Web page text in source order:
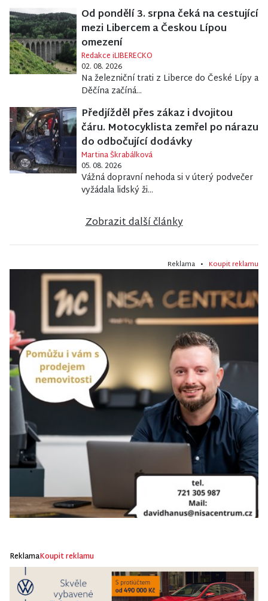
Od pondělí 3. srpna čeká na cestující
mezi Libercem a Českou Lípou
omezení
Redakce iLIBERECKO
02. 08. 2026
Na železniční trati z Liberce do České Lípy a
Děčína začíná...
Předjížděl přes zákaz i dvojitou
čáru. Motocyklista zemřel po nárazu
do odbočující dodávky
Martina Škrabálková
05. 08. 2026
Vážná dopravní nehoda si v úterý podvečer
vyžádala lidský ži...
Zobrazit další články
Reklama • Koupit reklamu
ReklamaKoupit reklamu